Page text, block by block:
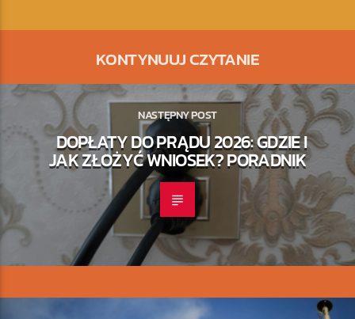
KONTYNUUJ CZYTANIE
NASTĘPNY POST
DOPŁATY DO PRĄDU 2026: GDZIE I
JAK ZŁOŻYĆ WNIOSEK? PORADNIK